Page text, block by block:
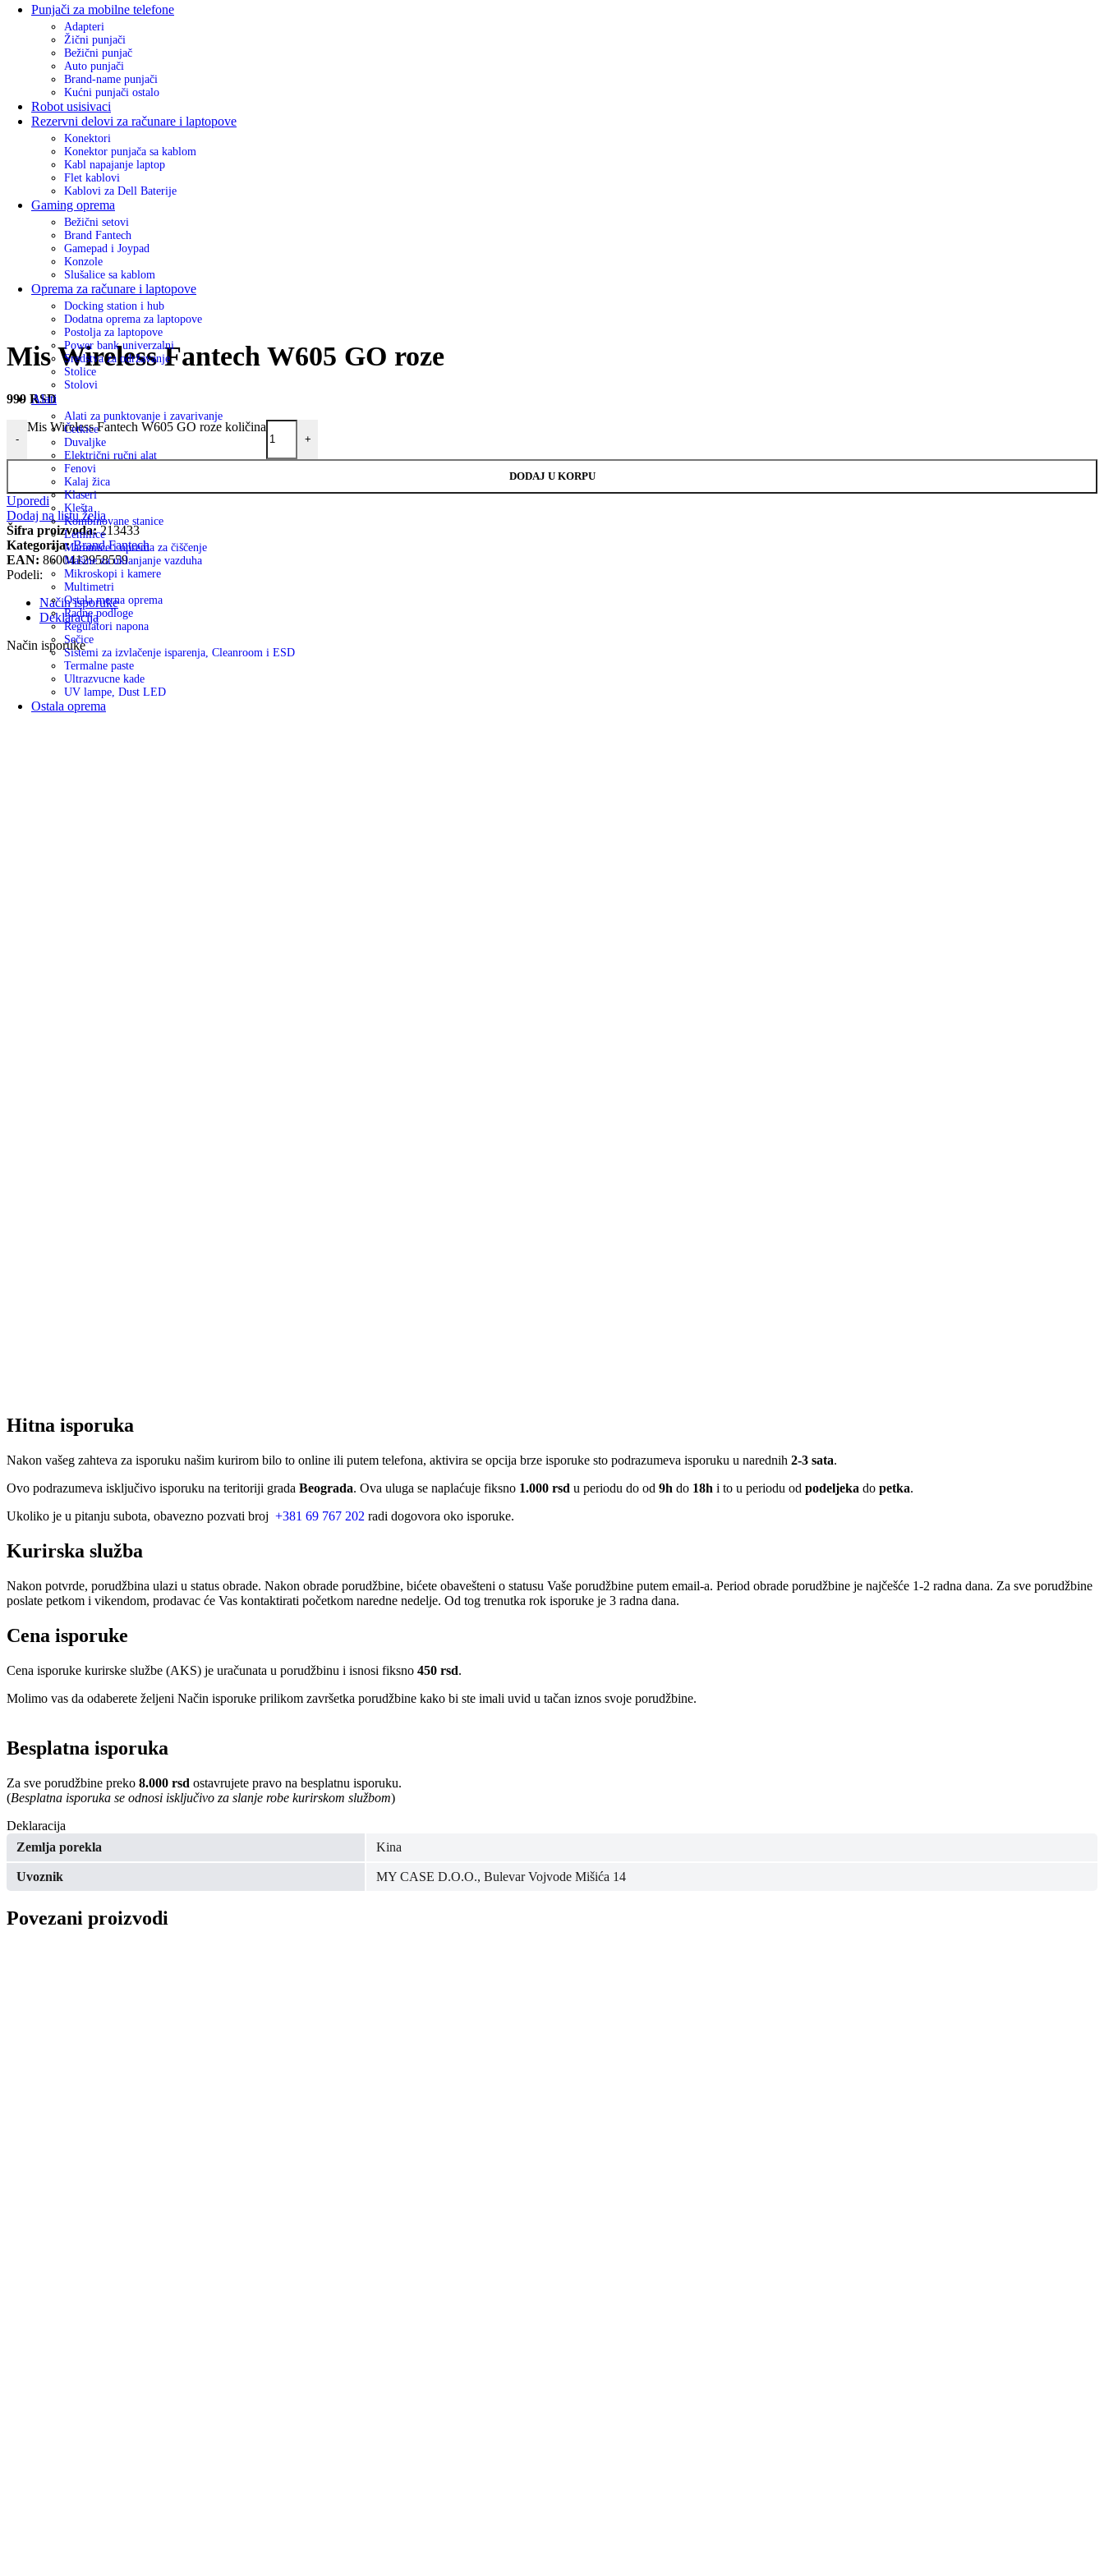
Punjači za mobilne telefone
Adapteri
Žični punjači
Bežični punjač
Auto punjači
Brand-name punjači
Kućni punjači ostalo
Robot usisivaci
Rezervni delovi za računare i laptopove
Konektori
Konektor punjača sa kablom
Kabl napajanje laptop
Flet kablovi
Kablovi za Dell Baterije
Gaming oprema
Bežični setovi
Brand Fantech
Gamepad i Joypad
Konzole
Slušalice sa kablom
Oprema za računare i laptopove
Docking station i hub
Dodatna oprema za laptopove
Postolja za laptopove
Power bank univerzalni
Sredstva za održavanje
Stolice
Stolovi
Alati
Alati za punktovanje i zavarivanje
Četkice
Duvaljke
Električni ručni alat
Fenovi
Kalaj žica
Klaseri
Klešta
Kombinovane stanice
Lemilice
Maramice i oprema za čiščenje
Mašine za uklanjanje vazduha
Mikroskopi i kamere
Multimetri
Ostala merna oprema
Radne podloge
Regulatori napona
Sečice
Sistemi za izvlačenje isparenja, Cleanroom i ESD
Termalne paste
Ultrazvucne kade
UV lampe, Dust LED
Ostala oprema
Mis Wireless Fantech W605 GO roze
999 RSD
-
Mis Wireless Fantech W605 GO roze količina
+
DODAJ U KORPU
Uporedi
Dodaj na listu želja
Šifra proizvoda:213433
Kategorija: Brand Fantech
EAN: 8600412958559
Podeli:
Način isporuke
Deklaracija
Način isporuke
Hitna isporuka
Nakon vašeg zahteva za isporuku našim kurirom bilo to online ili putem telefona, aktivira se opcija brze isporuke sto podrazumeva isporuku u narednih 2-3 sata.
Ovo podrazumeva isključivo isporuku na teritoriji grada Beograda. Ova uluga se naplaćuje fiksno 1.000 rsd u periodu do od 9h do 18h i to u periodu od podeljeka do petka.
Ukoliko je u pitanju subota, obavezno pozvati broj +381 69 767 202 radi dogovora oko isporuke.
Kurirska služba
Nakon potvrde, porudžbina ulazi u status obrade. Nakon obrade porudžbine, bićete obavešteni o statusu Vaše porudžbine putem email-a. Period obrade porudžbine je najčešće 1-2 radna dana. Za sve porudžbine
poslate petkom i vikendom, prodavac će Vas kontaktirati početkom naredne nedelje. Od tog trenutka rok isporuke je 3 radna dana.
Cena isporuke
Cena isporuke kurirske službe (AKS) je uračunata u porudžbinu i isnosi fiksno 450 rsd.
Molimo vas da odaberete željeni Način isporuke prilikom završetka porudžbine kako bi ste imali uvid u tačan iznos svoje porudžbine.
Besplatna isporuka
Za sve porudžbine preko 8.000 rsd ostavrujete pravo na besplatnu isporuku.
(Besplatna isporuka se odnosi isključivo za slanje robe kurirskom službom)
Deklaracija
Zemlja porekla
Kina
Uvoznik MY CASE D.O.O., Bulevar Vojvode Mišića 14
Povezani proizvodi